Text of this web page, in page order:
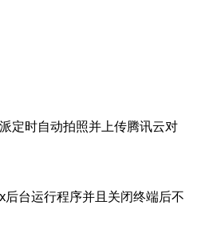
定时自动拍照并上传腾讯云对
后台运行程序并且关闭终端后不